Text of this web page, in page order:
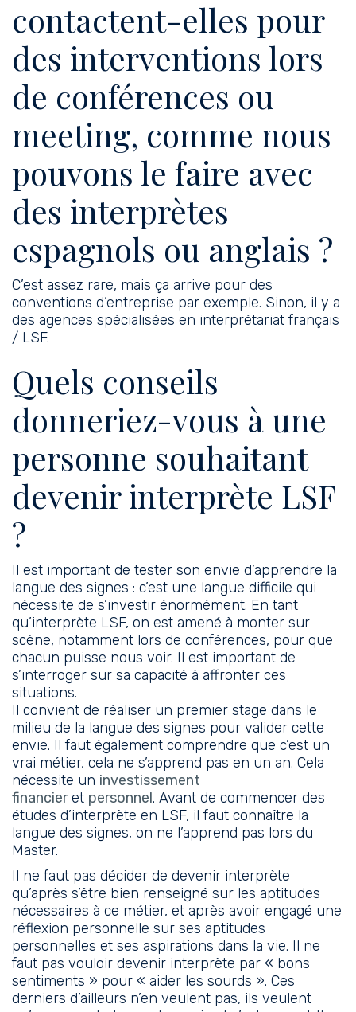
contactent-elles pour
des interventions lors
de conférences ou
meeting, comme nous
pouvons le faire avec
des interprètes
espagnols ou anglais ?
C’est assez rare, mais ça arrive pour des
conventions d’entreprise par exemple. Sinon, il y a
des agences spécialisées en interprétariat français
/ LSF.
Quels conseils
donneriez-vous à une
personne souhaitant
devenir interprète LSF
?
Il est important de tester son envie d’apprendre la
langue des signes : c’est une langue difficile qui
nécessite de s’investir énormément. En tant
qu’interprète LSF, on est amené à monter sur
scène, notamment lors de conférences, pour que
chacun puisse nous voir. Il est important de
s’interroger sur sa capacité à affronter ces
situations.
Il convient de réaliser un premier stage dans le
milieu de la langue des signes pour valider cette
envie. Il faut également comprendre que c’est un
vrai métier, cela ne s’apprend pas en un an. Cela
nécessite un investissement
financieret personnel. Avant de commencer des
études d’interprète en LSF, il faut connaître la
langue des signes, on ne l’apprend pas lors du
Master.
Il ne faut pas décider de devenir interprète
qu’après s’être bien renseigné sur les aptitudes
nécessaires à ce métier, et après avoir engagé une
réflexion personnelle sur ses aptitudes
personnelles et ses aspirations dans la vie. Il ne
faut pas vouloir devenir interprète par « bons
sentiments » pour « aider les sourds ». Ces
derniers d’ailleurs n’en veulent pas, ils veulent